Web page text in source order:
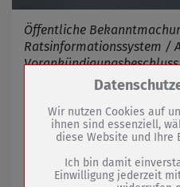
Öffentliche
Ratsinformationssystem /
städtischer Kitas
30.07.2026
Einschränkung im
Zum Betrieb der
Name
PHP
Anbieter
Eigentümer
Wenselaar
Wir nutzen Cookies auf
ihnen sind essenziell,
diese Website und Ihre
Ich bin damit
Einwilligung jederzeit